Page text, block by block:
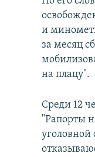
и
за месяц
на плацу".
Среди 12
"Рапорты
уголовной